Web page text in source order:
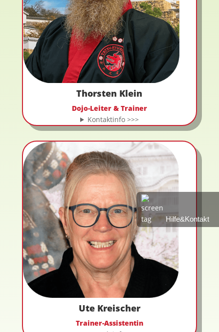
Thorsten Klein
Dojo-Leiter & Trainer
Kontaktinfo >>>
Ute Kreischer
Trainer-Assistentin
Hilfe&Kontakt